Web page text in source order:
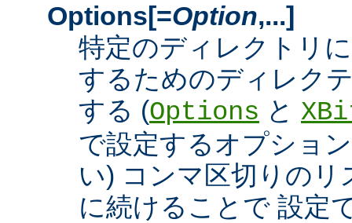
Options[=Option,...]
特定のディレクトリ
するためのディレク
する (Options と
で設定するオプショ
い) コンマ区切りの
に続けることで 設定